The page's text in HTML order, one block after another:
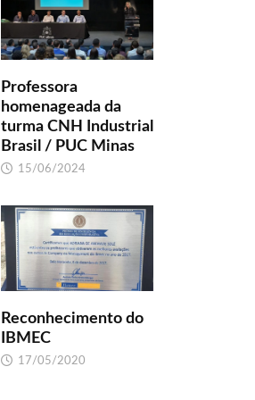
Professora
homenageada da
turma CNH Industrial
Brasil / PUC Minas
15/06/2024
Reconhecimento do
IBMEC
17/05/2020